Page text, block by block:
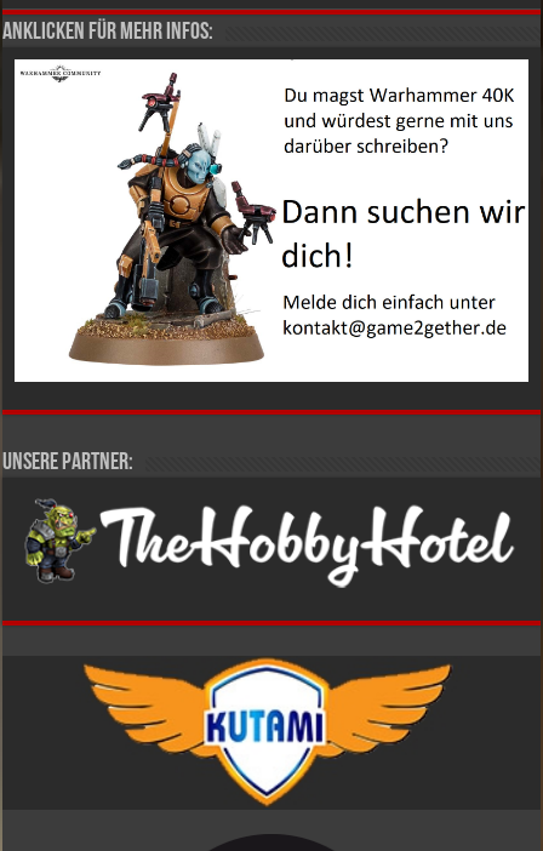
Anklicken für mehr Infos:
Unsere Partner: